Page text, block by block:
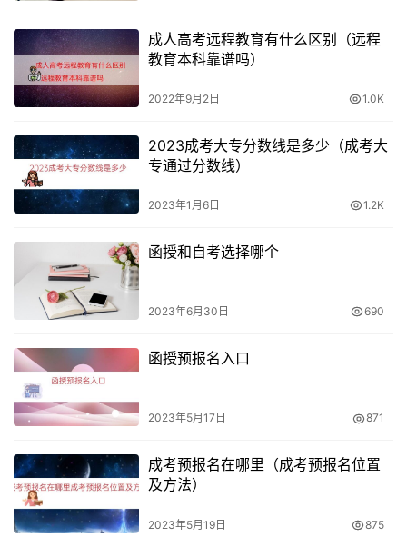
学历的，在找工作、职位晋升、考公务员等方面与统招学历
有着较为一致的作用。
成人高考远程教育有什么区别（远程
教育本科靠谱吗）
2022年9月2日 1.0K
2023成考大专分数线是多少（成考大
专通过分数线）
2023年1月6日 1.2K
函授和自考选择哪个
2023年6月30日 690
函授预报名入口
2023年5月17日 871
成考预报名在哪里（成考预报名位置
及方法）
2023年5月19日 875